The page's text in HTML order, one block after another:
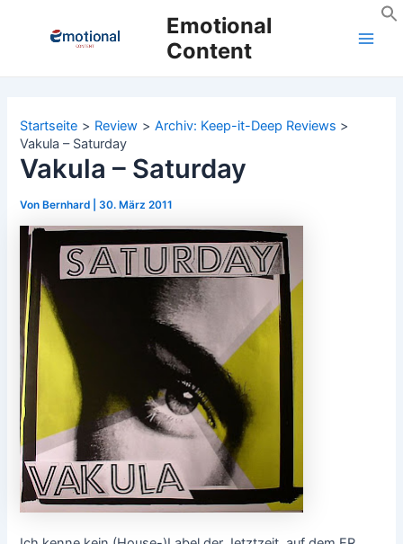
Emotional
Content
Startseite Review
Archiv: Keep-it-Deep Reviews
Vakula – Saturday
Vakula – Saturday
Von Bernhard |30. März 2011